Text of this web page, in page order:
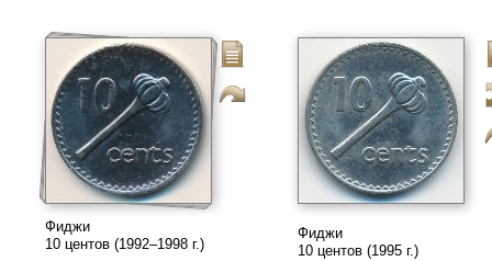
Фиджи
10 центов (1992–1998 г.)
Фиджи
10 центов (1995 г.)